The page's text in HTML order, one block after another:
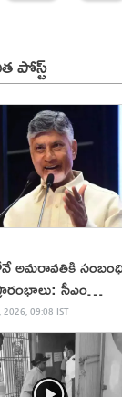
పోస్ట్
అమరావతికి
సీఎం
2026, 09:08 IST